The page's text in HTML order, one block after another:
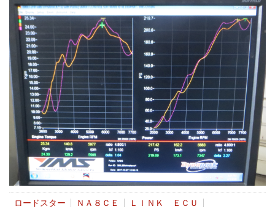
ロードスター ＮＡ８ＣＥ ＬＩＮＫ ＥＣＵ